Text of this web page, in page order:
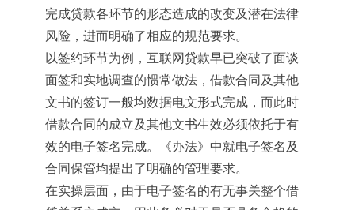
完成贷款各环节的形态造成的改变及潜在法律
风险，进而明确了相应的规范要求。
以签约环节为例，互联网贷款早已突破了面谈
面签和实地调查的惯常做法，借款合同及其他
文书的签订一般均数据电文形式完成，而此时
借款合同的成立及其他文书生效必须依托于有
效的电子签名完成。《办法》中就电子签名及
合同保管均提出了明确的管理要求。
在实操层面，由于电子签名的有无事关整个借